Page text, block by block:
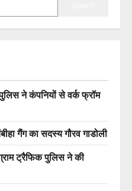
ने कंपनियों से वर्क फ्रॉम
गैंग का सदस्य गौरव गाडोली
ट्रैफिक पुलिस ने की